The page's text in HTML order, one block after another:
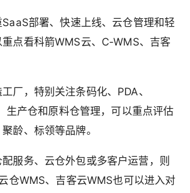
部署、快速上线、云仓管理和轻
点看科箭WMS云、C-WMS、吉客
厂，特别关注条码化、PDA、
生产仓和原料仓管理，可以重点评估
龄、标领等品牌。
服务、云仓外包或多客户运营，则
仓WMS、吉客云WMS也可以进入对